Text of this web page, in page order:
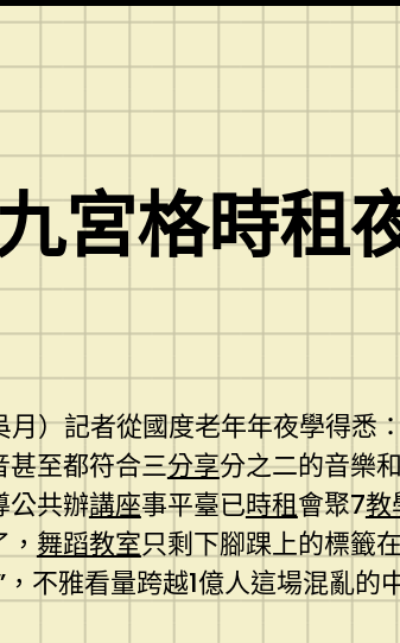
宮格時租
）記者從國度老年年夜學得悉
甚至都符合三分享分之二的音樂
公共辦講座事平臺已時租會聚7教
舞蹈教室只剩下腳踝上的標籤
不雅看量跨越1億人這場混亂的